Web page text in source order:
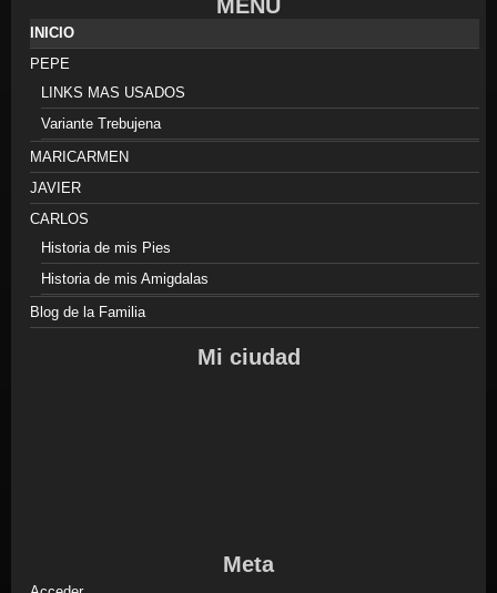
MENU
INICIO
PEPE
LINKS MAS USADOS
Variante Trebujena
MARICARMEN
JAVIER
CARLOS
Historia de mis Pies
Historia de mis Amigdalas
Blog de la Familia
Mi ciudad
Meta